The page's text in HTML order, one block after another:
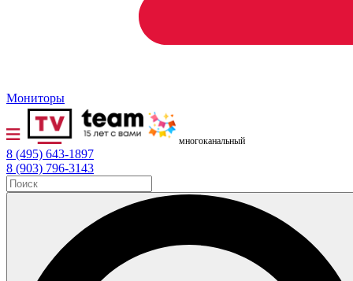
Мониторы
многоканальный
8 (495) 643-1897
8 (903) 796-3143